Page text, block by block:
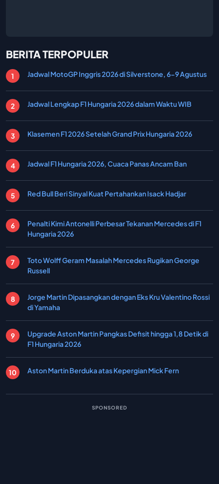
BERITA TERPOPULER
Jadwal MotoGP Inggris 2026 di Silverstone, 6-9 Agustus
Jadwal Lengkap F1 Hungaria 2026 dalam Waktu WIB
Klasemen F1 2026 Setelah Grand Prix Hungaria 2026
Jadwal F1 Hungaria 2026, Cuaca Panas Ancam Ban
Red Bull Beri Sinyal Kuat Pertahankan Isack Hadjar
Penalti Kimi Antonelli Perbesar Tekanan Mercedes di F1
Hungaria 2026
Toto Wolff Geram Masalah Mercedes Rugikan George
Russell
Jorge Martin Dipasangkan dengan Eks Kru Valentino Rossi
di Yamaha
Upgrade Aston Martin Pangkas Defisit hingga 1,8 Detik di
F1 Hungaria 2026
Aston Martin Berduka atas Kepergian Mick Fern
SPONSORED